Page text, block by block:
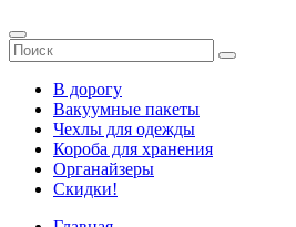
В дорогу
Вакуумные пакеты
Чехлы для одежды
Короба для хранения
Органайзеры
Скидки!